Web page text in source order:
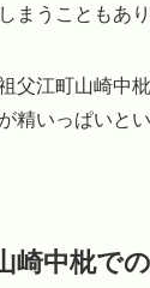
まうこともあり
父江町山崎中
精いっぱいと
崎中枇で